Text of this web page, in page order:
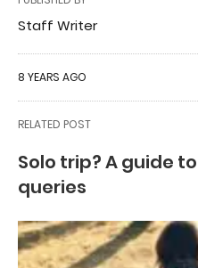
Staff Writer
8 YEARS AGO
RELATED POST
Solo trip? A guide
queries